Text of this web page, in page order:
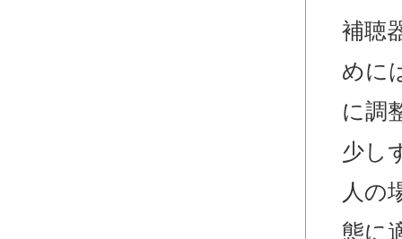
補聴
めに
に調
少し
人の
態に